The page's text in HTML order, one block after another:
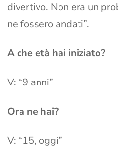
divertivo. Non era un
ne fossero andati”.
A che età hai iniziato?
V: “9 anni”
Ora ne hai?
V: “15, oggi”